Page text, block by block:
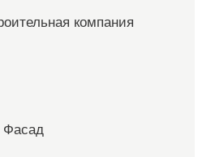
компания
Фасад